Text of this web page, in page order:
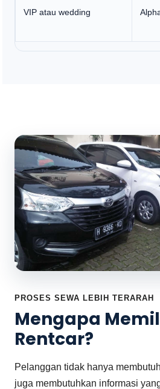
VIP atau wedding
PROSES SEWA LEBIH TERARAH
Mengapa
Rentcar?
Pelanggan tidak hanya
juga membutuhkan informasi